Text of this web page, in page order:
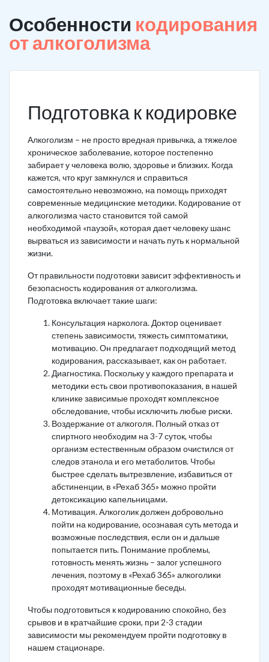
Особенности кодирования
от алкоголизма
Подготовка к кодировке
Алкоголизм – не просто вредная привычка, а тяжелое
хроническое заболевание, которое постепенно
забирает у человека волю, здоровье и близких. Когда
кажется, что круг замкнулся и справиться
самостоятельно невозможно, на помощь приходят
современные медицинские методики. Кодирование от
алкоголизма часто становится той самой
необходимой «паузой», которая дает человеку шанс
вырваться из зависимости и начать путь к нормальной
жизни.
От правильности подготовки зависит эффективность и
безопасность кодирования от алкоголизма.
Подготовка включает такие шаги:
Консультация нарколога. Доктор оценивает
степень зависимости, тяжесть симптоматики,
мотивацию. Он предлагает подходящий метод
кодирования, рассказывает, как он работает.
Диагностика. Поскольку у каждого препарата и
методики есть свои противопоказания, в нашей
клинике зависимые проходят комплексное
обследование, чтобы исключить любые риски.
Воздержание от алкоголя. Полный отказ от
спиртного необходим на 3-7 суток, чтобы
организм естественным образом очистился от
следов этанола и его метаболитов. Чтобы
быстрее сделать вытрезвление, избавиться от
абстиненции, в «Рехаб 365» можно пройти
детоксикацию капельницами.
Мотивация. Алкоголик должен добровольно
пойти на кодирование, осознавая суть метода и
возможные последствия, если он и дальше
попытается пить. Понимание проблемы,
готовность менять жизнь – залог успешного
лечения, поэтому в «Рехаб 365» алкоголики
проходят мотивационные беседы.
Чтобы подготовиться к кодированию спокойно, без
срывов и в кратчайшие сроки, при 2-3 стадии
зависимости мы рекомендуем пройти подготовку в
нашем стационаре.